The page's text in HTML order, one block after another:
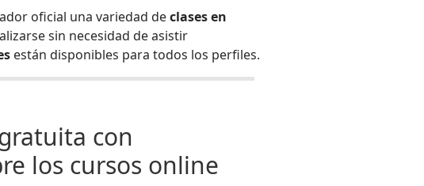
oficial una variedad declases en
sin necesidad de asistir
están disponibles para todos los perfiles.
con
los cursos online